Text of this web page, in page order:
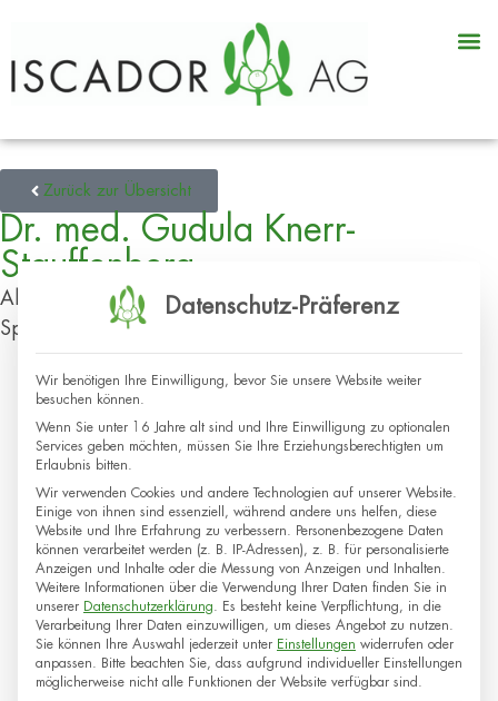
Zurück zur Übersicht
Dr. med. Gudula Knerr-
Stauffenberg
Allgemeinmedizin
Sprachen: de
Datenschutz-Präferenz
Wir benötigen Ihre Einwilligung, bevor Sie unsere Website weiter
besuchen können.
Wenn Sie unter 16 Jahre alt sind und Ihre Einwilligung zu optionalen
Services geben möchten, müssen Sie Ihre Erziehungsberechtigten um
Erlaubnis bitten.
Wir verwenden Cookies und andere Technologien auf unserer Website.
Einige von ihnen sind essenziell, während andere uns helfen, diese
Website und Ihre Erfahrung zu verbessern.
Personenbezogene Daten
können verarbeitet werden (z. B. IP-Adressen), z. B. für personalisierte
Anzeigen und Inhalte oder die Messung von Anzeigen und Inhalten.
Weitere Informationen über die Verwendung Ihrer Daten finden Sie in
unserer Datenschutzerklärung
Es besteht keine Verpflichtung, in die
Verarbeitung Ihrer Daten einzuwilligen, um dieses Angebot zu nutzen.
Sie können Ihre Auswahl jederzeit unter Einstellungen widerrufen oder
anpassen.
Bitte beachten Sie, dass aufgrund individueller Einstellungen
möglicherweise nicht alle Funktionen der Website verfügbar sind.